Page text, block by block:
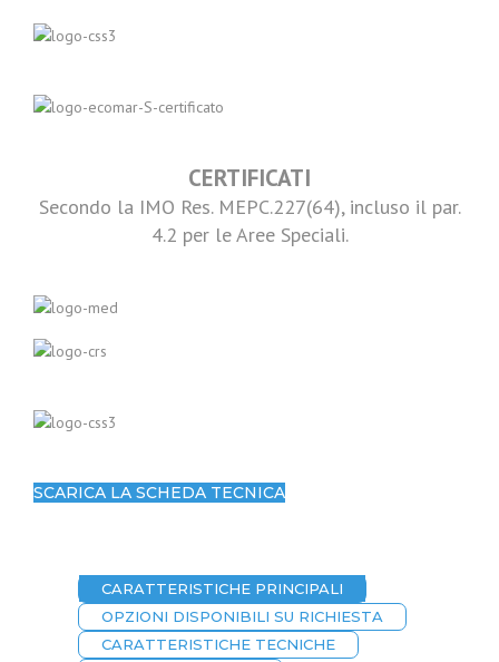
CERTIFICATI
Secondo la IMO Res. MEPC.227(64), incluso il par.
4.2 per le Aree Speciali.
SCARICA LA SCHEDA TECNICA
CARATTERISTICHE PRINCIPALI
OPZIONI DISPONIBILI SU RICHIESTA
CARATTERISTICHE TECNICHE